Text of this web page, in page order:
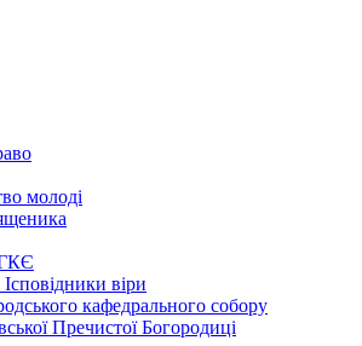
молоді
віри
кафедрального собору
Пречистої Богородиці